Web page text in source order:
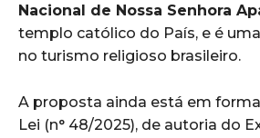
Nacional de Nossa Senhora
templo católico do País, e é
no turismo religioso brasileiro.
A proposta ainda está em
Lei (n° 48/2025), de autoria do